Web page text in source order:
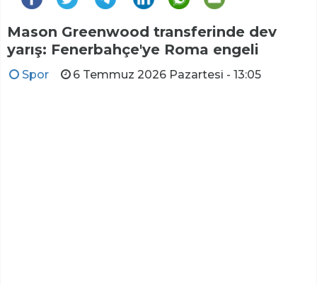
Mason Greenwood transferinde dev
yarış: Fenerbahçe'ye Roma engeli
Spor 6 Temmuz 2026 Pazartesi - 13:05